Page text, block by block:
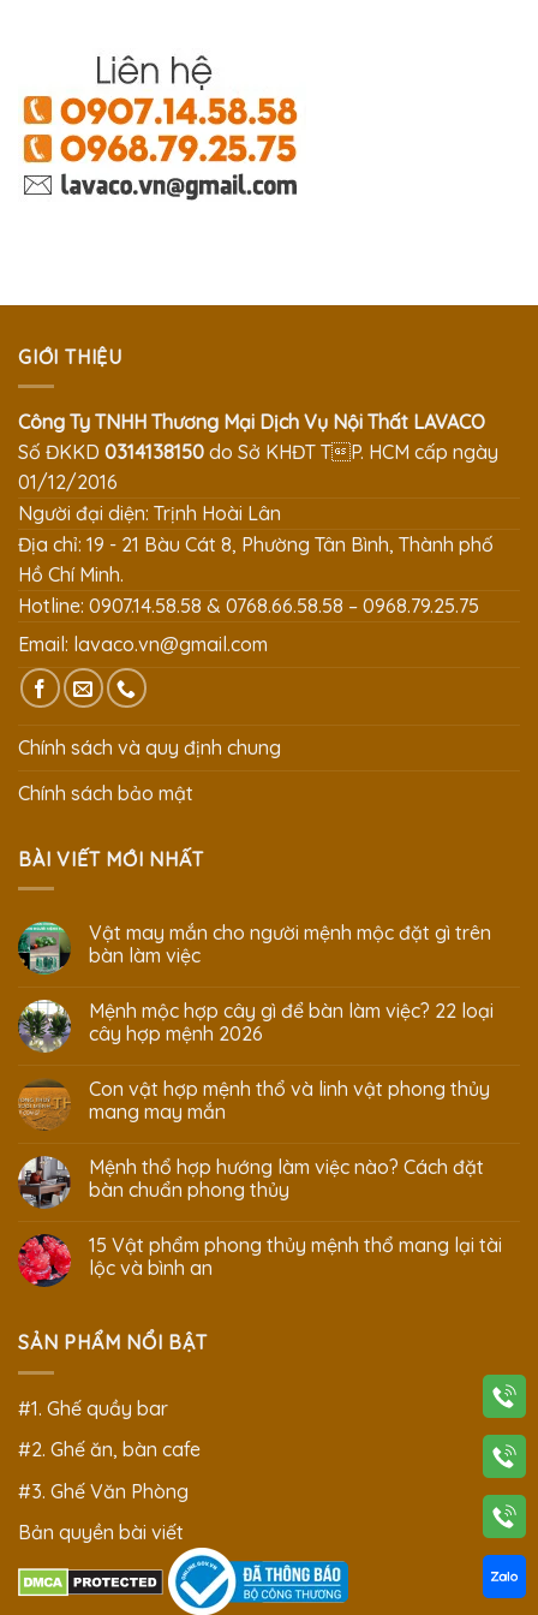
GIỚI THIỆU
Công Ty TNHH Thương Mại Dịch Vụ Nội Thất LAVACO
Số ĐKKD 0314138150 do Sở KHĐT TP. HCM cấp ngày
01/12/2016
Người đại diện: Trịnh Hoài Lân
Địa chỉ: 19 - 21 Bàu Cát 8, Phường Tân Bình, Thành phố
Hồ Chí Minh.
Hotline: 0907.14.58.58 & 0768.66.58.58 – 0968.79.25.75
Email: lavaco.vn@gmail.com
Chính sách và quy định chung
Chính sách bảo mật
BÀI VIẾT MỚI NHẤT
Vật may mắn cho người mệnh mộc đặt gì trên
bàn làm việc
Mệnh mộc hợp cây gì để bàn làm việc? 22 loại
cây hợp mệnh 2026
Con vật hợp mệnh thổ và linh vật phong thủy
mang may mắn
Mệnh thổ hợp hướng làm việc nào? Cách đặt
bàn chuẩn phong thủy
15 Vật phẩm phong thủy mệnh thổ mang lại tài
lộc và bình an
SẢN PHẨM NỔI BẬT
#1. Ghế quầy bar
#2. Ghế ăn, bàn cafe
#3. Ghế Văn Phòng
Bản quyền bài viết